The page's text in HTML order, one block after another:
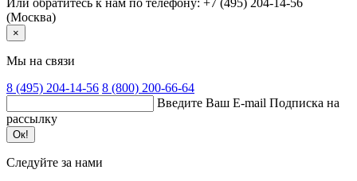
(Москва)
×
Мы на связи
8 (495) 204-14-56 8 (800) 200-66-64
Введите Ваш E-mail Подписка на
рассылку
Ок!
Следуйте за нами